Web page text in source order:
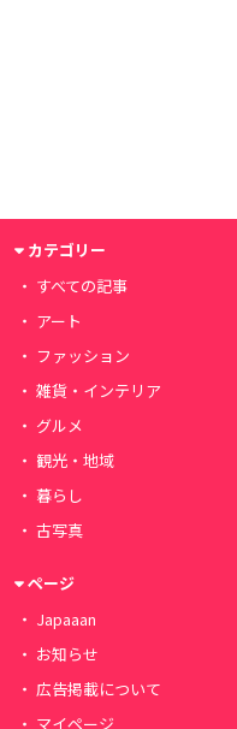
カテゴリー
すべての記事
アート
ファッション
雑貨・インテリア
グルメ
観光・地域
暮らし
古写真
ページ
Japaaan
お知らせ
広告掲載について
マイページ